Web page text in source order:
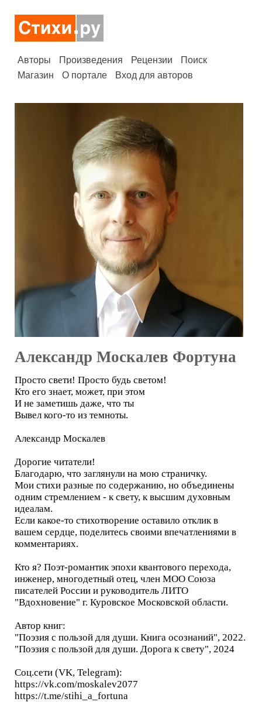
Авторы Произведения Рецензии
Поиск
Магазин
О портале Вход для авторов
Александр Москалев Фортуна
Просто свети! Просто будь светом!
Кто его знает, может, при этом
И не заметишь даже, что ты
Вывел кого-то из темноты.
Александр Москалев
Дорогие читатели!
Благодарю, что заглянули на мою страничку.
Мои стихи разные по содержанию, но объединены
одним стремлением - к свету, к высшим духовным
идеалам.
Если какое-то стихотворение оставило отклик в
вашем сердце, поделитесь своими впечатлениями в
комментариях.
Кто я? Поэт-романтик эпохи квантового перехода,
инженер, многодетный отец, член МОО Союза
писателей России и руководитель ЛИТО
"Вдохновение" г. Куровское Московской области.
Автор книг:
"Поэзия с пользой для души. Книга осознаний", 2022.
"Поэзия с пользой для души. Дорога к свету", 2024
Соц.сети (VK, Telegram):
https://vk.com/moskalev2077
https://t.me/stihi_a_fortuna